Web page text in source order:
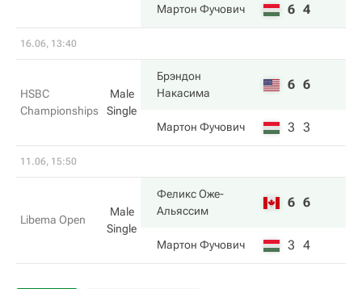
Мартон Фучович 6 4
16.06, 13:40
HSBC
Championships
Male
Single
Брэндон
Накаcима
6 6
Мартон Фучович 3 3
11.06, 15:50
Libema Open
Male
Single
Феликс Оже-
Альяссим
6 6
Мартон Фучович 3 4